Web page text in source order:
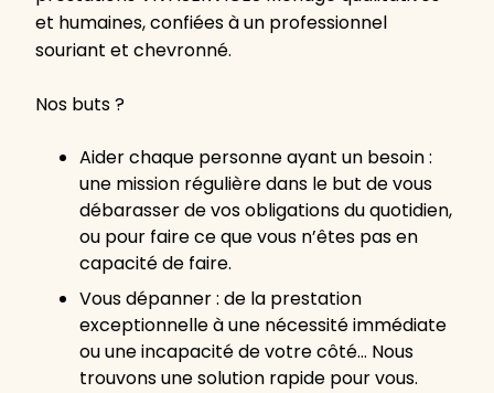
et humaines, confiées à un professionnel
souriant et chevronné.
Nos buts ?
Aider chaque personne ayant un besoin :
une mission régulière dans le but de vous
débarasser de vos obligations du quotidien,
ou pour faire ce que vous n’êtes pas en
capacité de faire.
Vous dépanner : de la prestation
exceptionnelle à une nécessité immédiate
ou une incapacité de votre côté… Nous
trouvons une solution rapide pour vous.